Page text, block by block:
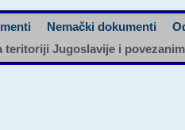
Nemački dokumenti
Jugoslavije i